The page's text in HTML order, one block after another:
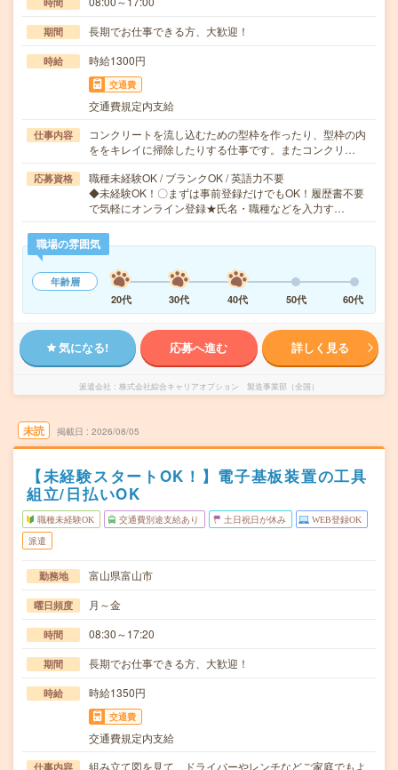
期間 長期でお仕事できる方、大歓迎！
時給 時給1300円
交通費
交通費規定内支給
仕事内容
コンクリートを流し込むための型枠を作ったり、型枠の内
ををキレイに掃除したりする仕事です。またコンクリ…
応募資格
職種未経験OK / ブランクOK / 英語力不要
◆未経験OK！〇まずは事前登録だけでもOK！履歴書不要
で気軽にオンライン登録★氏名・職種などを入力す…
職場の雰囲気
年齢層
20代
30代 40代 50代 60代
気になる! 応募へ進む 詳しく見る
派遣会社 株式会社綜合キャリアオプション 製造事業部（全国）
未読 掲載日 2026/08/05
【未経験スタートOK！】電子基板装置の工具
組立/日払いOK
職種未経験OK 交通費別途支給あり 土日祝日が休み WEB登録OK
派遣
勤務地 富山県富山市
曜日頻度 月～金
時間 08:30～17:20
期間 長期でお仕事できる方、大歓迎！
時給 時給1350円
交通費
交通費規定内支給
仕事内容 組み立て図を見て、ドライバーやレンチなどご家庭でもよ